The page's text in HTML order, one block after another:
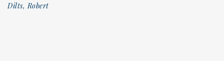
Dilts, Robert